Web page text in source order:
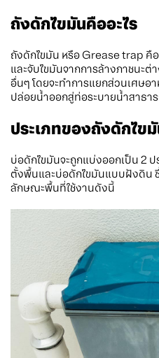
ถังดักไขมันคืออะไร
ถังดักไขมัน หรือ Grease trap
และจับไขมันจากการล้างภาชนะต่
อื่นๆ โดยจะทำการแยกส่วนเศษอ
ปล่อยน้ำออกสู่ท่อระบายน้ำสาธา
ประเภทของถังดักไข
บ่อดักไขมันจะถูกแบ่งออกเป็น 2
ตั้งพื้นและบ่อดักไขมันแบบฝังดิน ซึ่
ลักษณะพื้นที่ใช้งานดังนี้